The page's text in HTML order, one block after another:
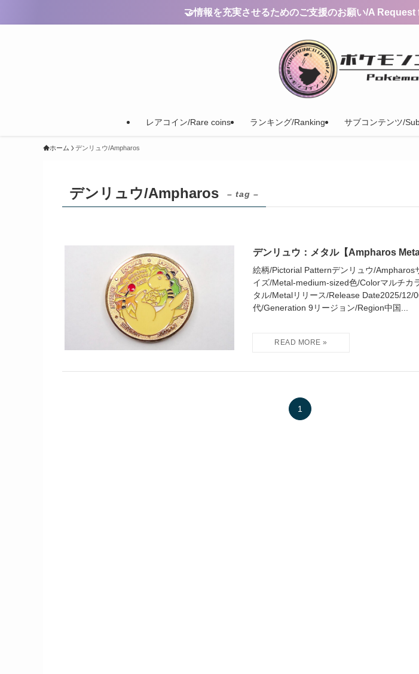
🤝情報を充実させるためのご支援のお願い/A
レアコイン/Rare coins ランキング/Ranking サブコンテンツ/
ホーム デンリュウ/Ampharos
デンリュウ/Ampharos – tag –
デンリュウ：メタル【Ampharos
絵柄/Pictorial Patternデンリュウ/Ampharos
イズ/Metal-medium-sized色/Colorマルチカ
タル/Metalリリース/Release Date2025/12/
代/Generation 9リージョン/Region中国...
1